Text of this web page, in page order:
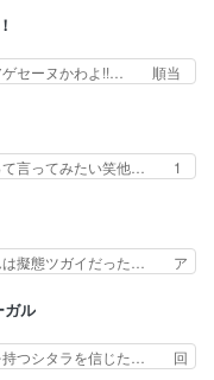
カメ… ララが働く事での
変… 地道に働き人と関わ
…
の中村大樹さん… 糸ちゃ
でwゲームが… 姉から性
なんて言わ… テーマ：引
久しぶり… 元ゲーマーな
糸と源ははよ好きお
… ショウくんと対等に話
ゲセーヌかわよ!!… 順当
所で働き始め… ポワロ、
誘導するの… くれあさん
してちょ… ・急にクイズ
ウソノ… るるかの助手だ
ぎ… 突然のポアロクイズ
… 今回からついにくれあ
て言ってみたい笑他… 1
日プレゼント… 柚子は
に通う事にな… プレゼン
ァイオレ… 玲夜さまサ
柚子ちゃ… 玲夜から柚子
原の人が18歳になるま
なよした男（cv石田彰）
は擬態ツガイだった… ア
ガブちゃんはい… 影森の
増やせるのに… 今回はも
にも似た怒… ユルと戦っ
いたのが… しかしアサ
ガル
持つシタラを信じた… 回